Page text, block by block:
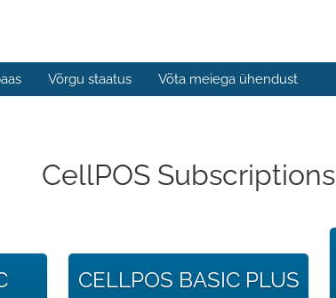
Võrgu staatus Võta meiega ühendust
CellPOS Subscriptions
CELLPOS BASIC PLUS